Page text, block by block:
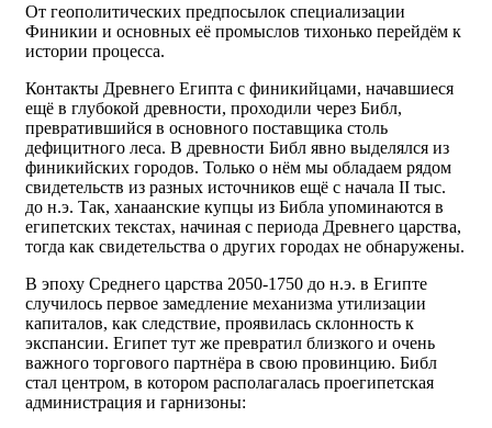
От геополитических предпосылок специализации
Финикии и основных её промыслов тихонько перейдём к
истории процесса.
Контакты Древнего Египта с финикийцами, начавшиеся
ещё в глубокой древности, проходили через Библ,
превратившийся в основного поставщика столь
дефицитного леса. В древности Библ явно выделялся из
финикийских городов. Только о нём мы обладаем рядом
свидетельств из разных источников ещё с начала II тыс.
до н.э. Так, ханаанские купцы из Библа упоминаются в
египетских текстах, начиная с периода Древнего царства,
тогда как свидетельства о других городах не обнаружены.
В эпоху Среднего царства 2050-1750 до н.э. в Египте
случилось первое замедление механизма утилизации
капиталов, как следствие, проявилась склонность к
экспансии. Египет тут же превратил близкого и очень
важного торгового партнёра в свою провинцию. Библ
стал центром, в котором располагалась проегипетская
администрация и гарнизоны: